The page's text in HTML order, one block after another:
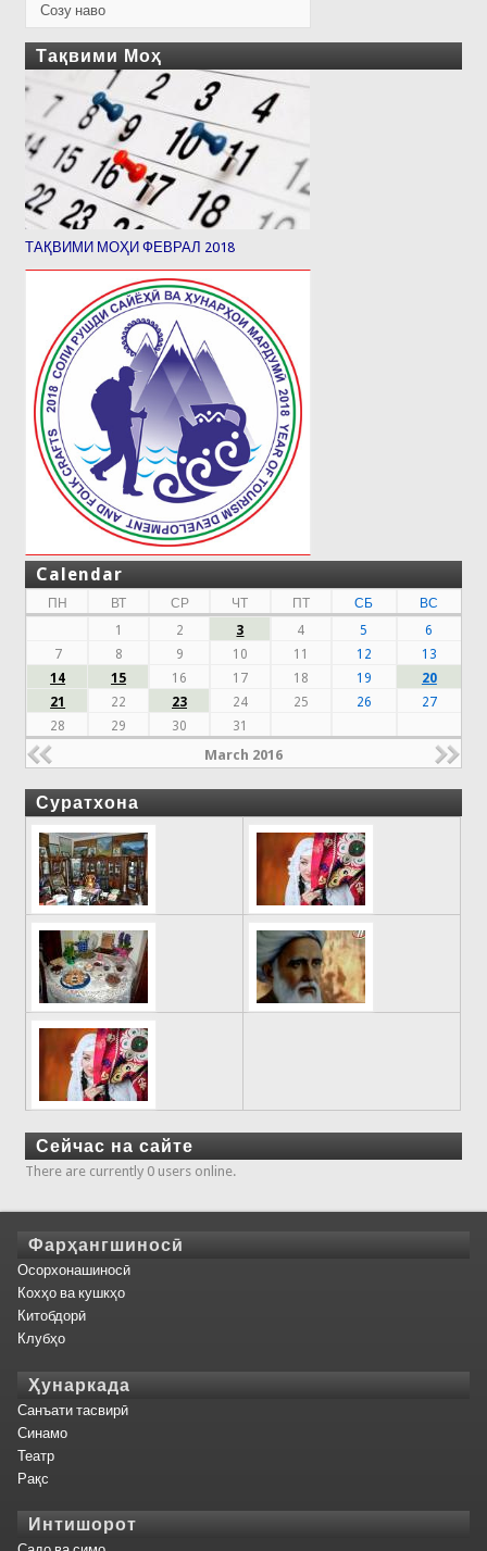
Созу наво
Тақвими Моҳ
ТАҚВИМИ МОҲИ ФЕВРАЛ 2018
Calendar
ПН ВТ СР ЧТ ПТ СБ
ВС
1
2 3 4 5
6
7
8 9 10 11 12
13
14
15 16 17 18 19
20
21
22 23 24 25 26
27
28
29 30 31
March 2016
Суратхона
Сейчас на сайте
There are currently 0 users online.
Фарҳангшиносӣ
Осорхонашиносӣ
Кохҳо ва кушкҳо
Китобдорӣ
Клубҳо
Ҳунаркада
Санъати тасвирӣ
Синамо
Театр
Рақс
Интишорот